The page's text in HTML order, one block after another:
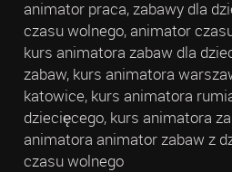
animator praca, zabawy dla
czasu wolnego, animator
kurs animatora zabaw dla
zabaw, kurs animatora
katowice, kurs animatora
dziecięcego, kurs animatora
animatora animator zabaw z
czasu wolnego